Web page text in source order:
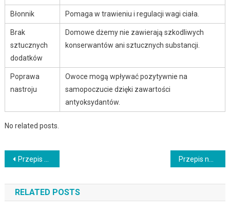
Błonnik Pomaga w trawieniu i regulacji wagi ciała.
Brak
sztucznych
dodatków
Domowe dżemy nie zawierają szkodliwych
konserwantów ani sztucznych substancji.
Poprawa
nastroju
Owoce mogą wpływać pozytywnie na
samopoczucie dzięki zawartości
antyoksydantów.
No related posts.
Nawigacja
wpisu
Przepis na domowe paluszki rybne dla dzieci
RELATED POSTS